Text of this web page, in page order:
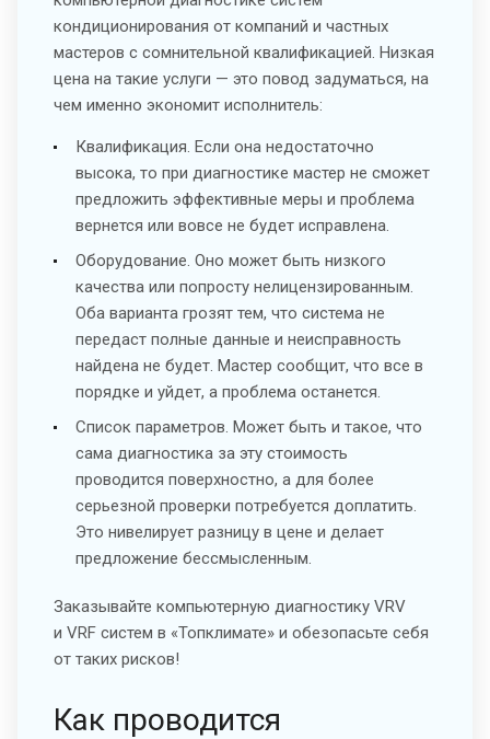
кондиционирования от компаний и частных
мастеров с сомнительной квалификацией. Низкая
цена на такие услуги — это повод задуматься, на
чем именно экономит исполнитель:
Квалификация. Если она недостаточно
высока, то при диагностике мастер не сможет
предложить эффективные меры и проблема
вернется или вовсе не будет исправлена.
Оборудование. Оно может быть низкого
качества или попросту нелицензированным.
Оба варианта грозят тем, что система не
передаст полные данные и неисправность
найдена не будет. Мастер сообщит, что все в
порядке и уйдет, а проблема останется.
Список параметров. Может быть и такое, что
сама диагностика за эту стоимость
проводится поверхностно, а для более
серьезной проверки потребуется доплатить.
Это нивелирует разницу в цене и делает
предложение бессмысленным.
Заказывайте компьютерную диагностику VRV
и VRF систем в «Топклимате» и обезопасьте себя
от таких рисков!
Как проводится